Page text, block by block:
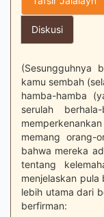
Diskusi
(Sesungguhnya
kamu sembah
hamba-hamba
serulah
memang orang-
bahwa mereka
tentang
menjelaskan
lebih utama dari
berfirman: